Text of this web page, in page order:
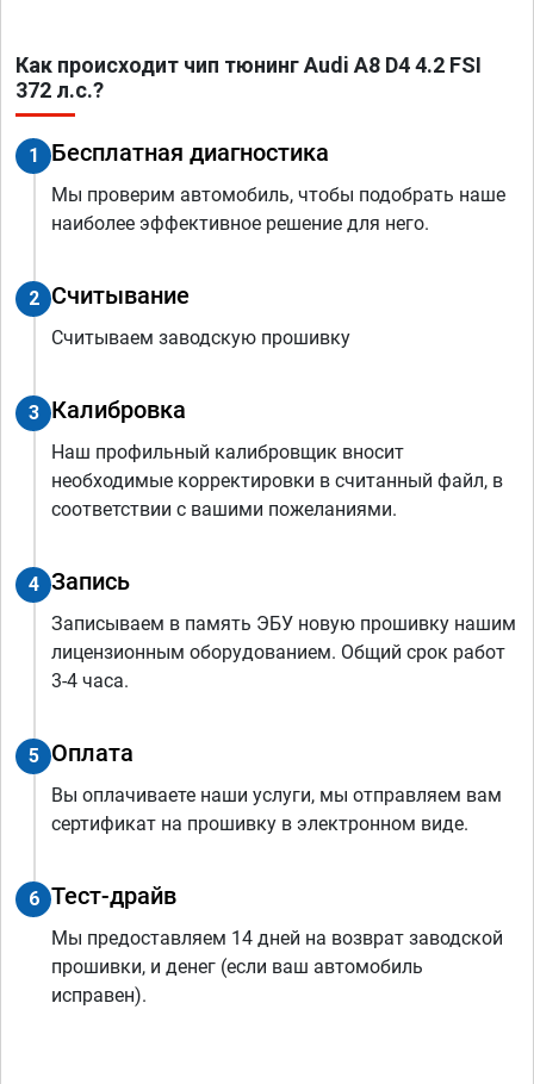
Как происходит чип тюнинг Audi A8 D4 4.2 FSI
372 л.с.?
1 Бесплатная диагностика
Мы проверим автомобиль, чтобы подобрать наше
наиболее эффективное решение для него.
2 Считывание
Считываем заводскую прошивку
3 Калибровка
Наш профильный калибровщик вносит
необходимые корректировки в считанный файл, в
соответствии с вашими пожеланиями.
4 Запись
Записываем в память ЭБУ новую прошивку нашим
лицензионным оборудованием. Общий срок работ
3-4 часа.
5 Оплата
Вы оплачиваете наши услуги, мы отправляем вам
сертификат на прошивку в электронном виде.
6 Тест-драйв
Мы предоставляем 14 дней на возврат заводской
прошивки, и денег (если ваш автомобиль
исправен).